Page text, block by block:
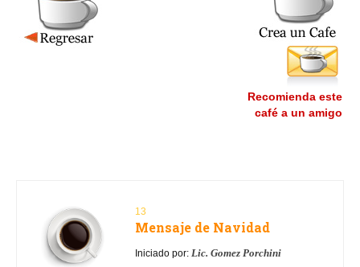
Recomienda este
café a un amigo
13
Mensaje de Navidad
Iniciado por: Lic. Gomez Porchini